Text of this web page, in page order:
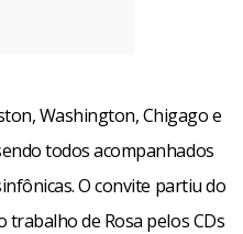
Washington, Chigago e
todos acompanhados
O convite partiu do
trabalho de Rosa pelos CDs